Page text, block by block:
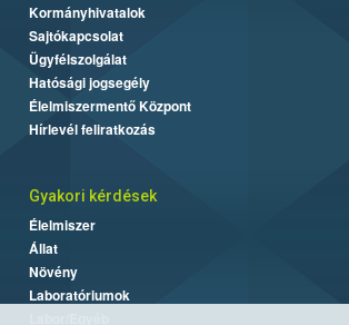
Kormányhivatalok
Sajtókapcsolat
Ügyfélszolgálat
Hatósági jogsegély
Élelmiszermentő Központ
Hírlevél feliratkozás
Gyakori kérdések
Élelmiszer
Állat
Növény
Laboratóriumok